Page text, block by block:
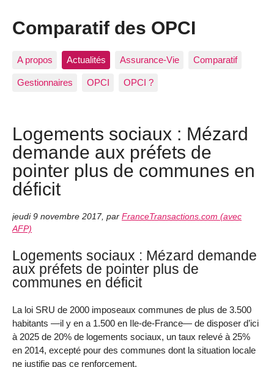
Comparatif des OPCI
A propos Actualités Assurance-Vie Comparatif
Gestionnaires OPCI OPCI ?
Logements sociaux : Mézard
demande aux préfets de
pointer plus de communes en
déficit
jeudi 9 novembre 2017, par FranceTransactions.com (avec
AFP)
Logements sociaux : Mézard demande
aux préfets de pointer plus de
communes en déficit
La loi SRU de 2000 imposeaux communes de plus de 3.500
habitants —il y en a 1.500 en Ile-de-France— de disposer d’ici
à 2025 de 20% de logements sociaux, un taux relevé à 25%
en 2014, excepté pour des communes dont la situation locale
ne justifie pas ce renforcement.